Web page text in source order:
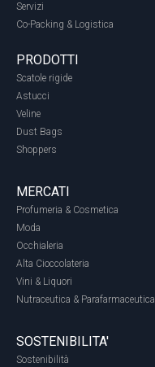
Servizi
Co-Packing & Logistica
PRODOTTI
Scatole rigide
Astucci
Veline
Dust Bags
Shoppers
MERCATI
Profumeria & Cosmetica
Moda
Occhialeria
Alta Cioccolateria
Vini & Liquori
Nutraceutica & Parafarmaceutica
SOSTENIBILITA'
Sostenibilità